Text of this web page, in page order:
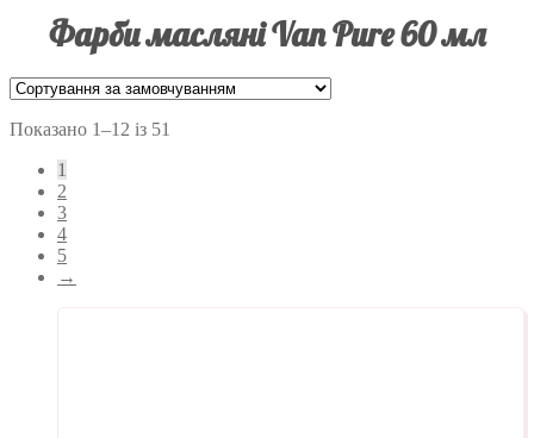
Фарби масляні Van Pure 60 мл
Показано 1–12 із 51
1
2
3
4
5
→